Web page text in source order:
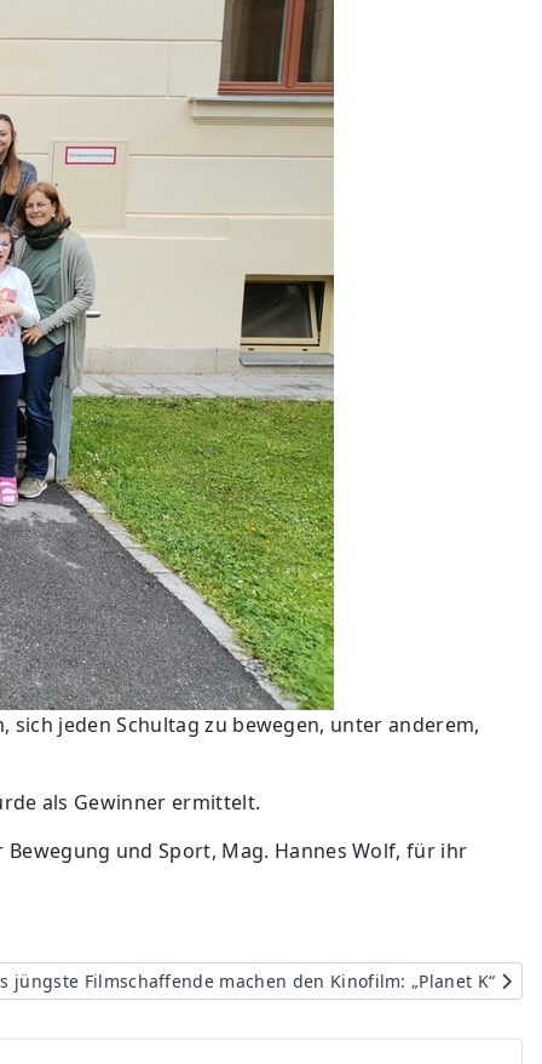
sich jeden Schultag zu bewegen, unter anderem,
als Gewinner ermittelt.
und Sport, Mag. Hannes Wolf, für ihr
Beitrag: Kärntens jüngste Filmschaffende machen den
jüngste Filmschaffende machen den Kinofilm: „Planet K“